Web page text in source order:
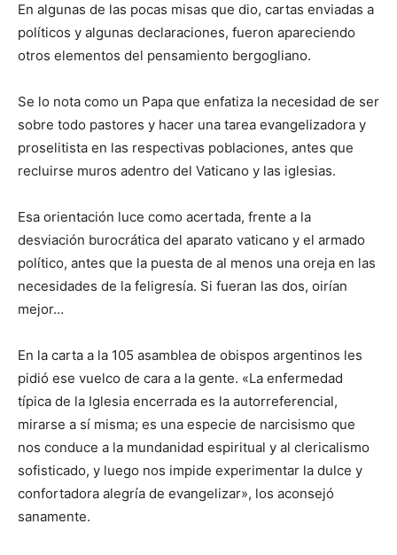
En algunas de las pocas misas que dio, cartas enviadas a
políticos y algunas declaraciones, fueron apareciendo
otros elementos del pensamiento bergogliano.
Se lo nota como un Papa que enfatiza la necesidad de ser
sobre todo pastores y hacer una tarea evangelizadora y
proselitista en las respectivas poblaciones, antes que
recluirse muros adentro del Vaticano y las iglesias.
Esa orientación luce como acertada, frente a la
desviación burocrática del aparato vaticano y el armado
político, antes que la puesta de al menos una oreja en las
necesidades de la feligresía. Si fueran las dos, oirían
mejor…
En la carta a la 105 asamblea de obispos argentinos les
pidió ese vuelco de cara a la gente. «La enfermedad
típica de la Iglesia encerrada es la autorreferencial,
mirarse a sí misma; es una especie de narcisismo que
nos conduce a la mundanidad espiritual y al clericalismo
sofisticado, y luego nos impide experimentar la dulce y
confortadora alegría de evangelizar», los aconsejó
sanamente.